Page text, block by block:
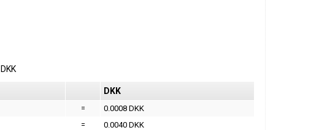
DKK
DKK
=
0.0008 DKK
=
0.0040 DKK